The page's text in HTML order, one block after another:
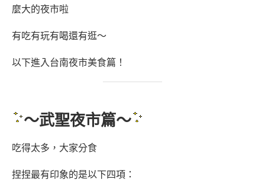
麼大的夜市啦
有吃有玩有喝還有逛～
以下進入台南夜市美食篇！
～武聖夜市篇～
吃得太多，大家分食
捏捏最有印象的是以下四項：